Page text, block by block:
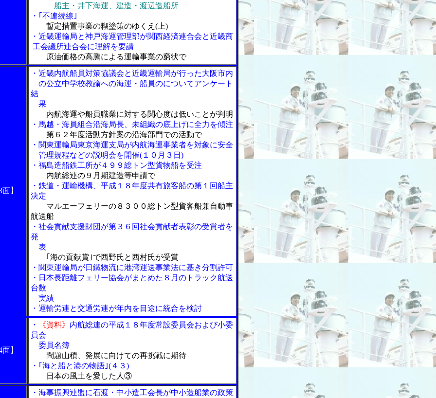
船主・井下海運、建造・渡辺造船所
・｢不連続線｣
暫定措置事業の糊塗策のゆくえ(上)
・近畿運輸局と神戸海運管理部が関西経済連合会と近畿商
工会議所連合会に理解を要請
原油価格の高騰による運輸事業の窮状で
】
・近畿内航船員対策協議会と近畿運輸局が行った大阪市内
の公立中学校教諭への海運・船員のについてアンケート
結
果
内航海運や船員職業に対する関心度は低いことが判明
・馬越・海員組合沿海局長、未組織の底上げに全力を傾注
第６２年度活動方針案の沿海部門での活動で
・関東運輸局東京海運支局が内航海運事業者を対象に安全
管理規程などの説明会を開催(１０月３日)
・福島造船鉄工所が４９９総トン型貨物船を受注
内航総連の９月期建造等申請で
・鉄道・運輸機構、平成１８年度共有旅客船の第１回船主
決定
マルエーフェリーの８３００総トン型貨客船兼自動車
航送船
・社会貢献支援財団が第３６回社会貢献者表彰の受賞者を
発
表
｢海の貢献賞｣で西野氏と西村氏が受賞
・関東運輸局が日鐵物流に港湾運送事業法に基き分割許可
・日本長距離フェリー協会がまとめた８月のトラック航送
台数
実績
・運輸労連と交通労連が年内を目途に統合を検討
】
・ 《資料》 内航総連の平成１８年度常設委員会および小委
員会
委員名簿
問題山積、発展に向けての再挑戦に期待
・｢海と船と港の物語｣(４３)
日本の風土を愛した人③
・海事振興連盟に石渡・中小造工会長が中小造船業の政策